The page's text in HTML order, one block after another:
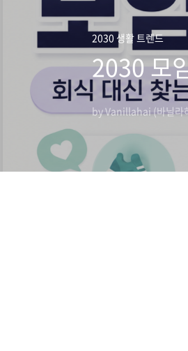
2030 생활 트렌드
2030 모
by Vanillahai (바닐라